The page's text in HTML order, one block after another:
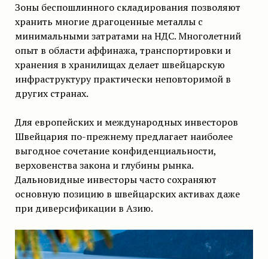
Зоны беспошлинного складирования позволяют
хранить многие драгоценные металлы с
минимальными затратами на НДС. Многолетний
опыт в области аффинажа, транспортировки и
хранения в хранилищах делает швейцарскую
инфраструктуру практически неповторимой в
других странах.
Для европейских и международных инвесторов
Швейцария по-прежнему предлагает наиболее
выгодное сочетание конфиденциальности,
верховенства закона и глубины рынка.
Дальновидные инвесторы часто сохраняют
основную позицию в швейцарских активах даже
при диверсификации в Азию.